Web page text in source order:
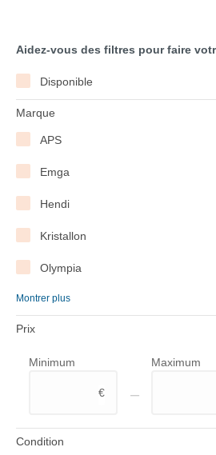
Aidez-vous des filtres pour faire
Disponible
Marque
APS
Emga
Hendi
Kristallon
Olympia
WAS Germany
Montrer plus
Prix
Minimum
€ –
Maximum
Condition